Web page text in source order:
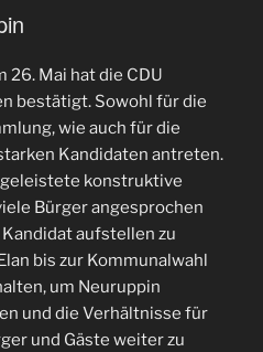
26. Mai hat die CDU
bestätigt. Sowohl für die
wie auch für die
Kandidaten antreten.
konstruktive
Bürger angesprochen
aufstellen zu
bis zur Kommunalwahl
um Neuruppin
und die Verhältnisse für
und Gäste weiter zu